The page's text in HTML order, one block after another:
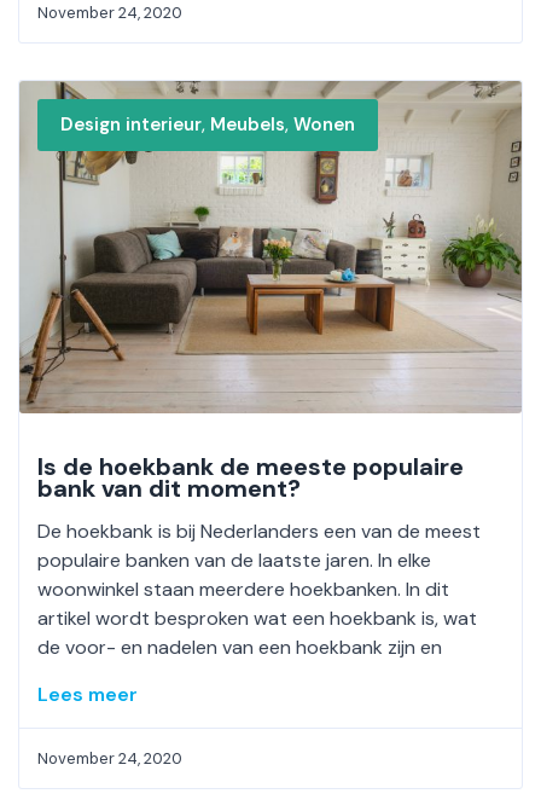
November 24, 2020
Design interieur, Meubels,Wonen
Is de hoekbank de meeste populaire
bank van dit moment?
De hoekbank is bij Nederlanders een van de meest
populaire banken van de laatste jaren. In elke
woonwinkel staan meerdere hoekbanken. In dit
artikel wordt besproken wat een hoekbank is, wat
de voor- en nadelen van een hoekbank zijn en
Lees meer
November 24, 2020